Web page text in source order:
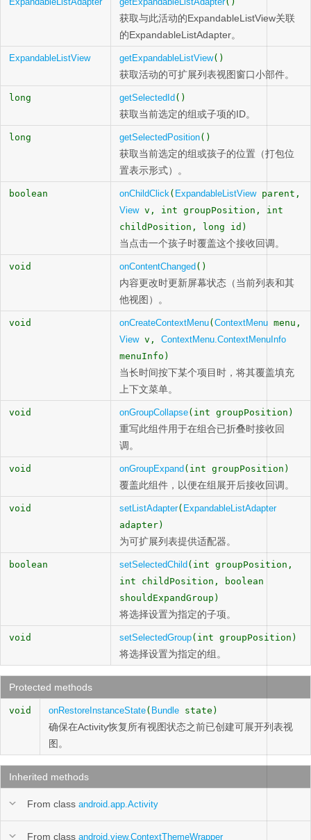
获取与此活动的ExpandableListView关联
的ExpandableListAdapter。
ExpandableListView getExpandableListView()
获取活动的可扩展列表视图窗口小部件。
long getSelectedId ()
获取当前选定的组或子项的ID。
long getSelectedPosition()
获取当前选定的组或孩子的位置（打包位
置表示形式）。
boolean onChildClick( ExpandableListViewparent,
Viewv, int groupPosition, int
childPosition, long id)
当点击一个孩子时覆盖这个接收回调。
void onContentChanged ()
内容更改时更新屏幕状态（当前列表和其
他视图）。
void onCreateContextMenu( ContextMenu menu,
Viewv, ContextMenu.ContextMenuInfo
menuInfo)
当长时间按下某个项目时，将其覆盖填充
上下文菜单。
void onGroupCollapse(int groupPosition)
重写此组件用于在组合已折叠时接收回
调。
void onGroupExpand (int groupPosition)
覆盖此组件，以便在组展开后接收回调。
void setListAdapter( ExpandableListAdapter
adapter)
为可扩展列表提供适配器。
boolean setSelectedChild (int groupPosition,
int childPosition, boolean
shouldExpandGroup)
将选择设置为指定的子项。
void setSelectedGroup(int groupPosition)
将选择设置为指定的组。
Protected methods
void onRestoreInstanceState( Bundle state)
确保在Activity恢复所有视图状态之前已创建可展开列表视
图。
Inherited methods
From class android.app.Activity
From class android.view.ContextThemeWrapper